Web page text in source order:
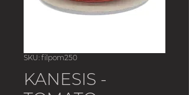
SKU: filpom250
KANESIS -